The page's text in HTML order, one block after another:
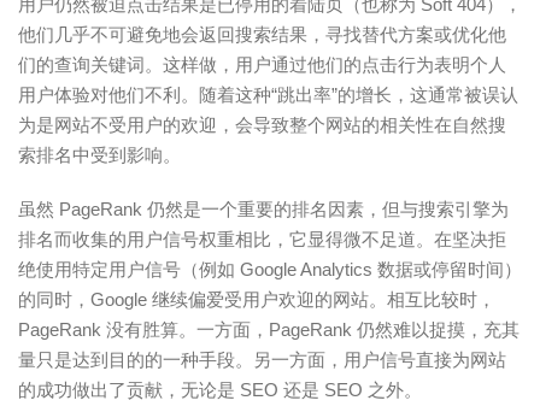
用户仍然被迫点击结果是已停用的着陆页（也称为 Soft 404），
他们几乎不可避免地会返回搜索结果，寻找替代方案或优化他
们的查询关键词。这样做，用户通过他们的点击行为表明个人
用户体验对他们不利。随着这种“跳出率”的增长，这通常被误认
为是网站不受用户的欢迎，会导致整个网站的相关性在自然搜
索排名中受到影响。
虽然 PageRank 仍然是一个重要的排名因素，但与搜索引擎为
排名而收集的用户信号权重相比，它显得微不足道。在坚决拒
绝使用特定用户信号 （例如 Google Analytics 数据或停留时间）
的同时，Google 继续偏爱受用户欢迎的网站。相互比较时，
PageRank 没有胜算。一方面，PageRank 仍然难以捉摸，充其
量只是达到目的的一种手段。另一方面，用户信号直接为网站
的成功做出了贡献，无论是 SEO 还是 SEO 之外。